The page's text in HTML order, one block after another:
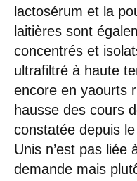
lactosérum et la
laitières sont
concentrés et
ultrafiltré à haute
encore en yaourts
hausse des cours
constatée depuis
Unis n’est pas liée
demande mais